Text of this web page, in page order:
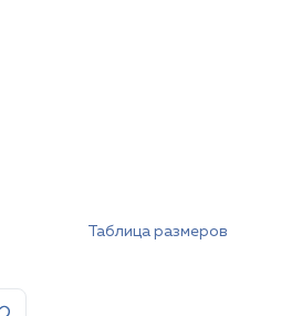
Таблица размеров